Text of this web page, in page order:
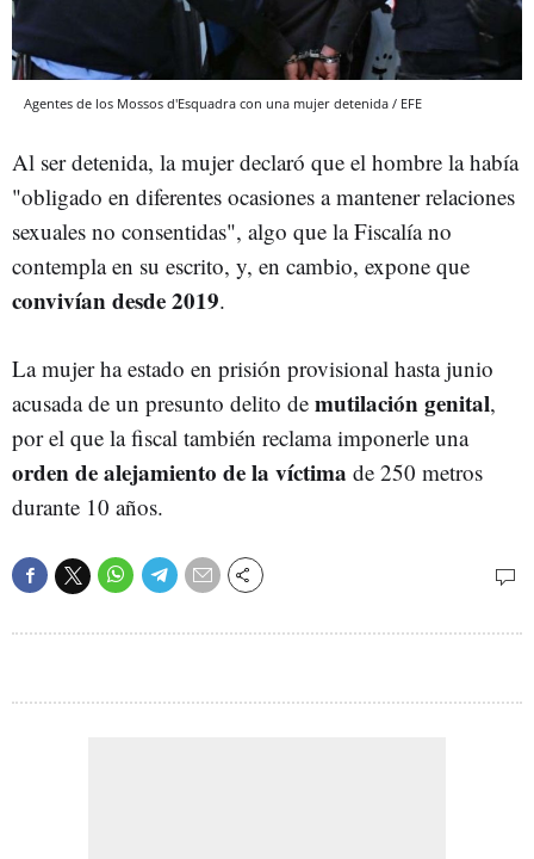
Agentes de los Mossos d'Esquadra con una mujer detenida / EFE
Al ser detenida, la mujer declaró que el hombre la había
"obligado en diferentes ocasiones a mantener relaciones
sexuales no consentidas", algo que la Fiscalía no
contempla en su escrito, y, en cambio, expone que
convivían desde 2019.
La mujer ha estado en prisión provisional hasta junio
acusada de un presunto delito de mutilación genital,
por el que la fiscal también reclama imponerle una
orden de alejamiento de la víctima de 250 metros
durante 10 años.